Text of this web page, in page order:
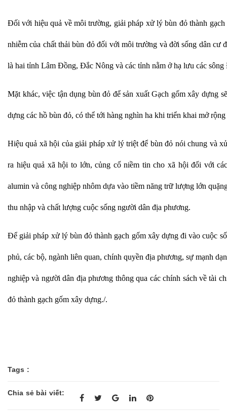
Đối với hiệu quả về môi trường, giải pháp xử lý bùn đỏ thành
nhiễm của chất thải bùn đỏ đối với môi trường và đời sống dân cư
là hai tỉnh Lâm Đồng, Đắc Nông và các tỉnh nằm ở hạ lưu các
Mặt khác, việc tận dụng bùn đỏ để sản xuất Gạch gốm xây dựng
dựng các hồ bùn đỏ, có thể tới hàng nghìn ha khi triển khai mở
Hiệu quả xã hội của giải pháp xử lý triệt để bùn đỏ nói chung và
ra hiệu quả xã hội to lớn, củng cố niềm tin cho xã hội đối với
alumin và công nghiệp nhôm dựa vào tiềm năng trữ lượng lớn
thu nhập và chất lượng cuộc sống người dân địa phương.
Để giải pháp xử lý bùn đỏ thành gạch gốm xây dựng đi vào cuộc
phủ, các bộ, ngành liên quan, chính quyền địa phương, sự mạnh
nghiệp và người dân địa phương thông qua các chính sách về tài
đỏ thành gạch gốm xây dựng./.
Tags :
Chia sẻ bài viết: